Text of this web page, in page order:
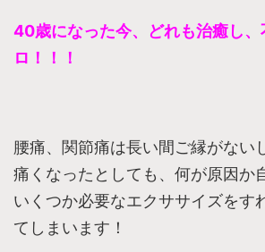
40歳になった今、どれも治癒し、
ロ！！！
腰痛、関節痛は長い間ご縁がない
痛くなったとしても、何が原因か
いくつか必要なエクササイズをす
てしまいます！